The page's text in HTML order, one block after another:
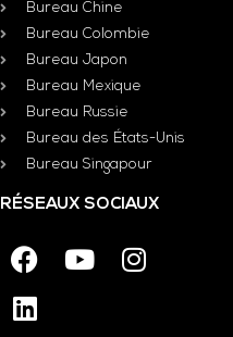
Bureau Chine
Bureau Colombie
Bureau Japon
Bureau Mexique
Bureau Russie
Bureau des États-Unis
Bureau Singapour
RÉSEAUX SOCIAUX